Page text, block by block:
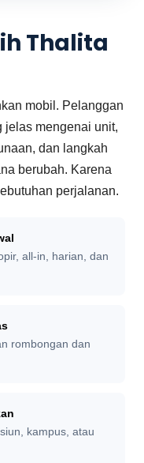
Thalita
mobil. Pelanggan
jelas mengenai unit,
dan langkah
berubah. Karena
perjalanan.
all-in, harian, dan
rombongan dan
kampus, atau